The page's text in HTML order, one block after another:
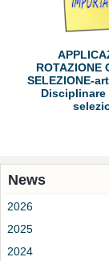
ROTAZIONE
SELEZIONE-
Disciplinare
News
2026
2025
2024